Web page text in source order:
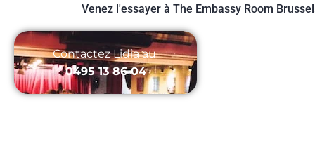
Venez l'essayer à The Embassy Room
Contactez Lidia au ‭
0495 13 86 04